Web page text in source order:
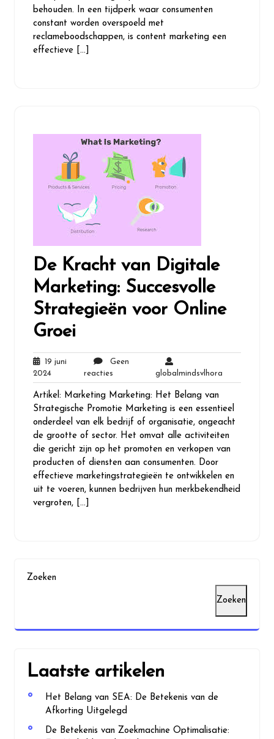
behouden. In een tijdperk waar consumenten
constant worden overspoeld met
reclameboodschappen, is content marketing een
effectieve […]
De Kracht van Digitale
Marketing: Succesvolle
Strategieën voor Online
Groei
19 juni
202419
juni
2024
Geen
reactiesGeen
reacties
globalmindsvlhora
Artikel: Marketing Marketing: Het Belang van
Strategische Promotie Marketing is een essentieel
onderdeel van elk bedrijf of organisatie, ongeacht
de grootte of sector. Het omvat alle activiteiten
die gericht zijn op het promoten en verkopen van
producten of diensten aan consumenten. Door
effectieve marketingstrategieën te ontwikkelen en
uit te voeren, kunnen bedrijven hun merkbekendheid
vergroten, […]
Zoeken
Zoeken
Laatste artikelen
Het Belang van SEA: De Betekenis van de
Afkorting Uitgelegd
De Betekenis van Zoekmachine Optimalisatie: